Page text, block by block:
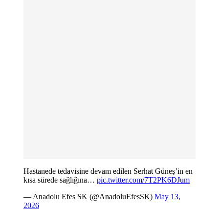
Hastanede tedavisine devam edilen Serhat Güneş’in en
kısa sürede sağlığına… pic.twitter.com/7T2PK6DJum
— Anadolu Efes SK (@AnadoluEfesSK) May 13,
2026